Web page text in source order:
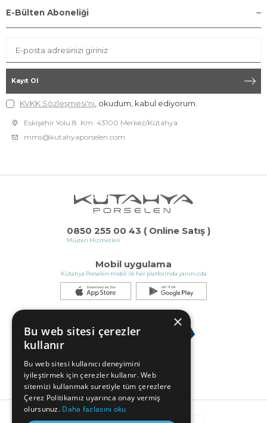
0850 255 00 43 ( Online Satış )
Müşteri Hizmetleri
Mobil uygulama
Kütahya Porselen mobil ile her platformda yanınızda
E-Bülten Aboneliği
Kayıt Ol
KVKK Sözleşmesi'ni , okudum, kabul ediyorum.
Eskişehir Yolu 8. Km. 43100 Merkez/Kütahya
mms@kutahyaporselen.com
×
Bu web sitesi çerezler
kullanır
Bu web sitesi kullanıcı deneyimini
iyileştirmek için çerezler kullanır. Web
sitemizi kullanmak suretiyle tüm çerezlere
Çerez Politikamız uyarınca onay vermiş
olursunuz. Daha fazlasını oku